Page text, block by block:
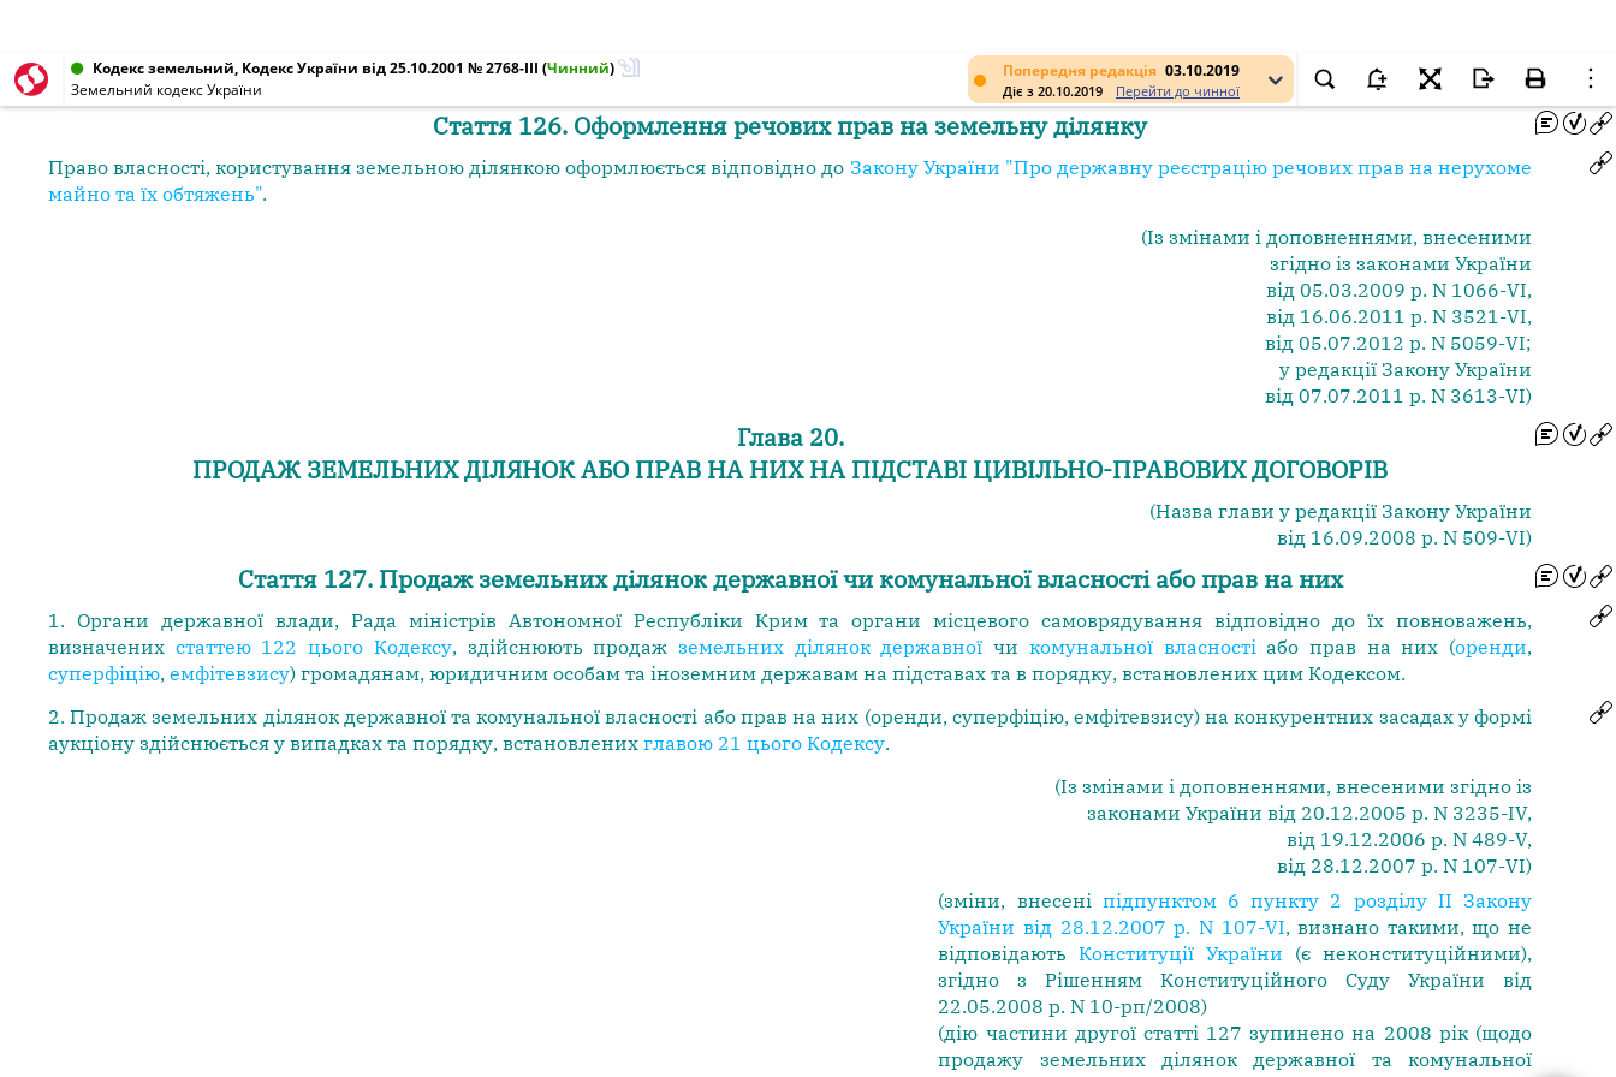
Попередня редакція 03.10.2019
Діє з 20.10.2019 Перейти до чинної
Кодекс земельний, Кодекс України від 25.10.2001 № 2768-III (Чинний)
Земельний кодекс України